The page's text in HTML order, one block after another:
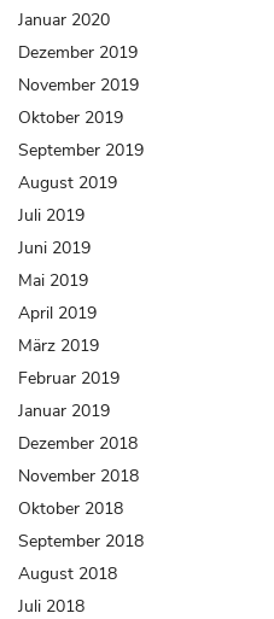
Januar 2020
Dezember 2019
November 2019
Oktober 2019
September 2019
August 2019
Juli 2019
Juni 2019
Mai 2019
April 2019
März 2019
Februar 2019
Januar 2019
Dezember 2018
November 2018
Oktober 2018
September 2018
August 2018
Juli 2018